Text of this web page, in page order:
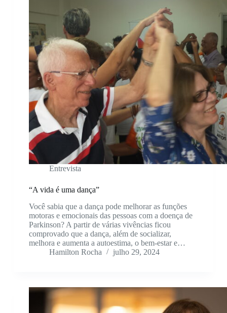
Entrevista
“A vida é uma dança”
Você sabia que a dança pode melhorar as funções
motoras e emocionais das pessoas com a doença de
Parkinson? A partir de várias vivências ficou
comprovado que a dança, além de socializar,
melhora e aumenta a autoestima, o bem-estar e…
Hamilton Rocha
julho 29, 2024